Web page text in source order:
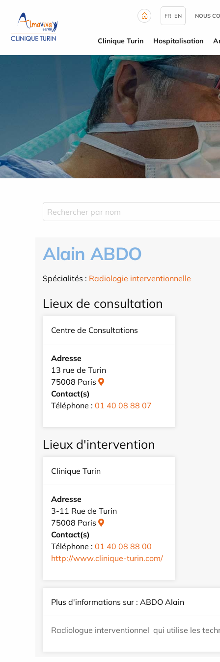
FR EN NOUS
Clinique Turin Hospitalisation
Alain ABDO
Spécialités : Radiologie interventionnelle
Lieux de consultation
Centre de Consultations
Adresse
13 rue de Turin
75008 Paris
Contact(s)
Téléphone : 01 40 08 88 07
Lieux d'intervention
Clinique Turin
Adresse
3-11 Rue de Turin
75008 Paris
Contact(s)
Téléphone : 01 40 08 88 00
http://www.clinique-turin.com/
Plus d'informations sur : ABDO Alain
Radiologue interventionnel qui utilise les